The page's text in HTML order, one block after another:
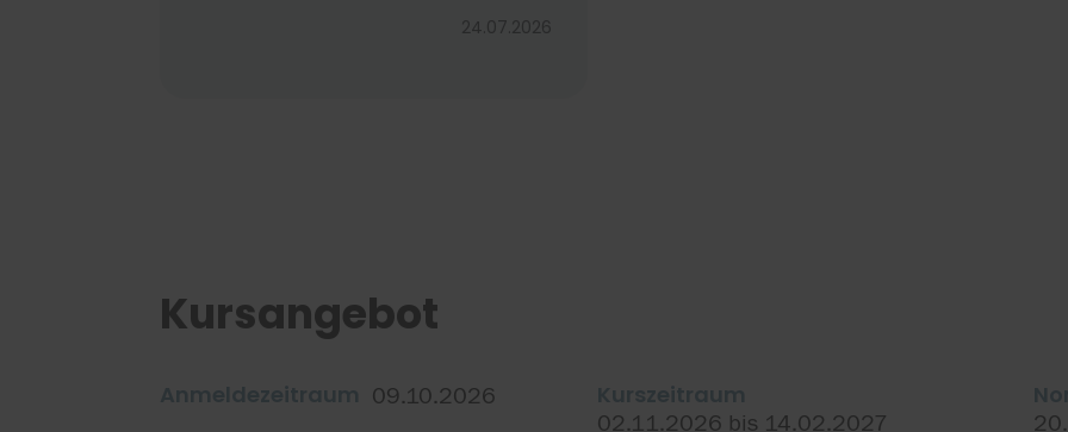
---------------------------------------
24.07.2026
Kursangebot
09.10.2026
02.11.2026 bis 14.02.2027